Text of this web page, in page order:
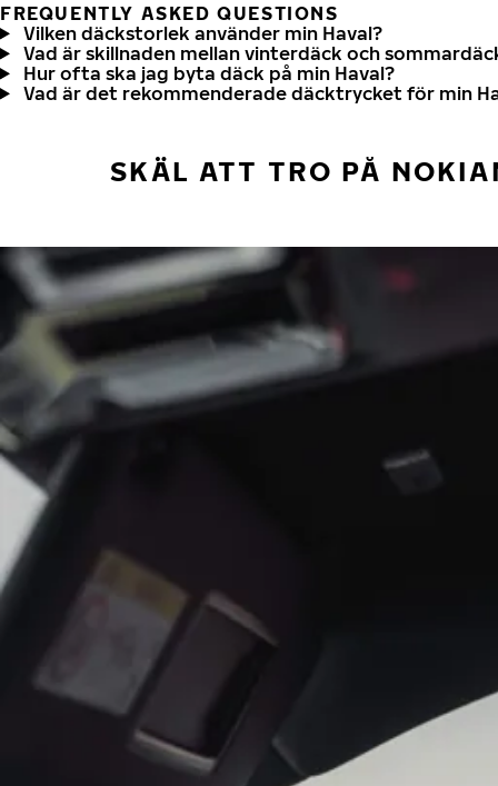
FREQUENTLY ASKED QUESTIONS
Vilken däckstorlek använder min Haval?
Vad är skillnaden mellan vinterdäck och
Hur ofta ska jag byta däck på min Haval?
Vad är det rekommenderade däcktrycket för min
SKÄL ATT TRO PÅ